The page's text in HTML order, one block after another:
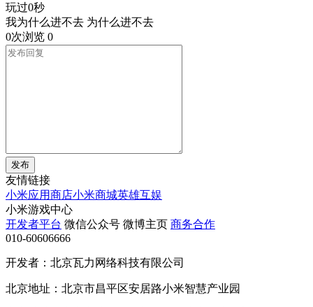
玩过0秒
我为什么进不去 为什么进不去
0次浏览 0
发布
友情链接
小米应用商店小米商城英雄互娱
小米游戏中心
开发者平台 微信公众号 微博主页 商务合作
010-60606666
开发者：北京瓦力网络科技有限公司
北京地址：北京市昌平区安居路小米智慧产业园